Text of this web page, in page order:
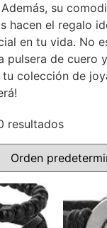
su
hacen el regalo
en tu vida. No
pulsera de cuero
colección de
resultados